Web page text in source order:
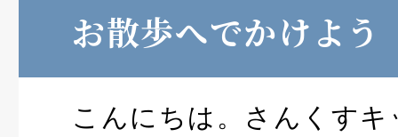
お散歩へでかけよう
こんにちは。さんくす